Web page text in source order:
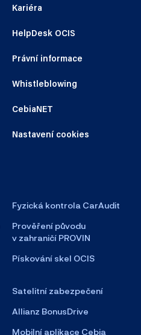
Kariéra
HelpDesk OCIS
Právní informace
Whistleblowing
CebiaNET
Nastavení cookies
Fyzická kontrola CarAudit
Prověření původu
v zahraničí PROVIN
Pískování skel OCIS
Satelitní zabezpečení
Allianz BonusDrive
Mobilní aplikace Cebia